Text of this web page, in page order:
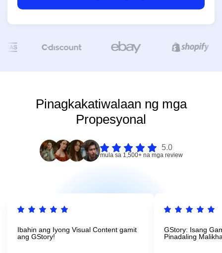
Pinagkakatiwalaan ng mga
Propesyonal
5.0
mula sa 1,500+ na mga review
Ibahin ang Iyong Visual Content gamit
ang GStory!
GStory: Isang
Pinadaling